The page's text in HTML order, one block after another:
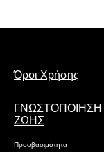
Όροι Χρήσης
ΓΝΩΣΤΟΠΟΙΗΣΗ
ΖΩΗΣ
Προσβασιμότητα